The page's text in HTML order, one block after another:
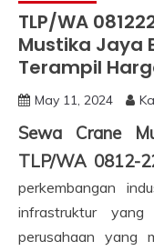
TLP/WA
Mustika Jaya
Terampil
May 11, 2024
Sewa Crane
TLP/WA 0812-
perkembangan
infrastruktur yang
perusahaan yang